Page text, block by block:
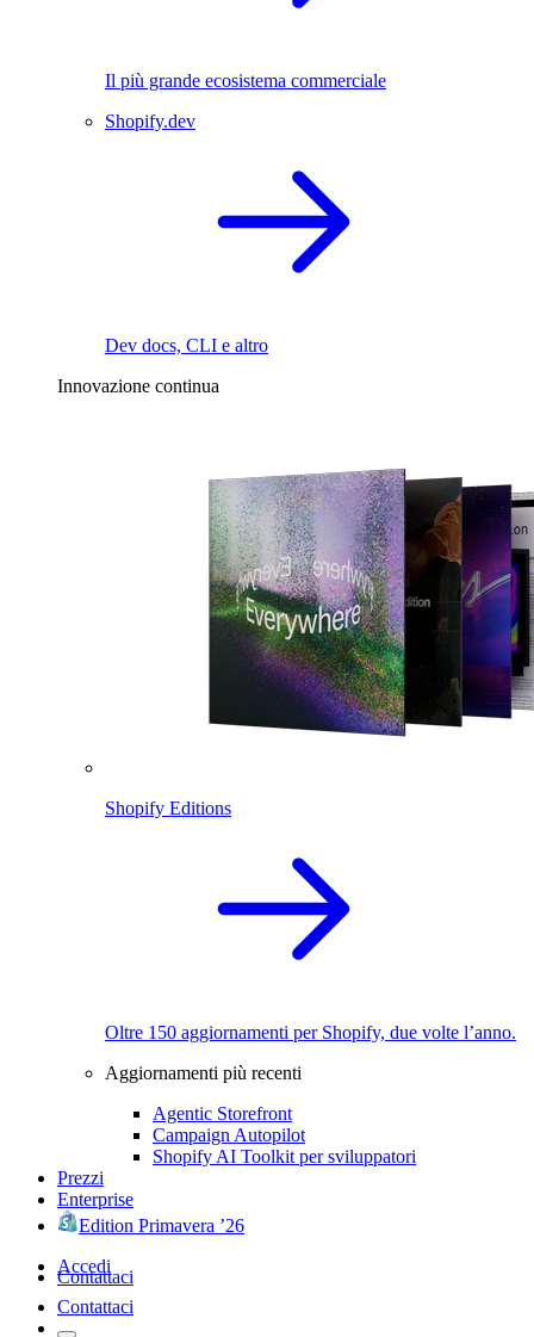
Il più grande ecosistema commerciale
Shopify.dev
Dev docs, CLI e altro
Innovazione continua
Shopify Editions
Oltre 150 aggiornamenti per Shopify, due volte l’anno.
Aggiornamenti più recenti
Agentic Storefront
Campaign Autopilot
Shopify AI Toolkit per sviluppatori
Prezzi
Enterprise
Edition Primavera ’26
Accedi
Contattaci
Contattaci